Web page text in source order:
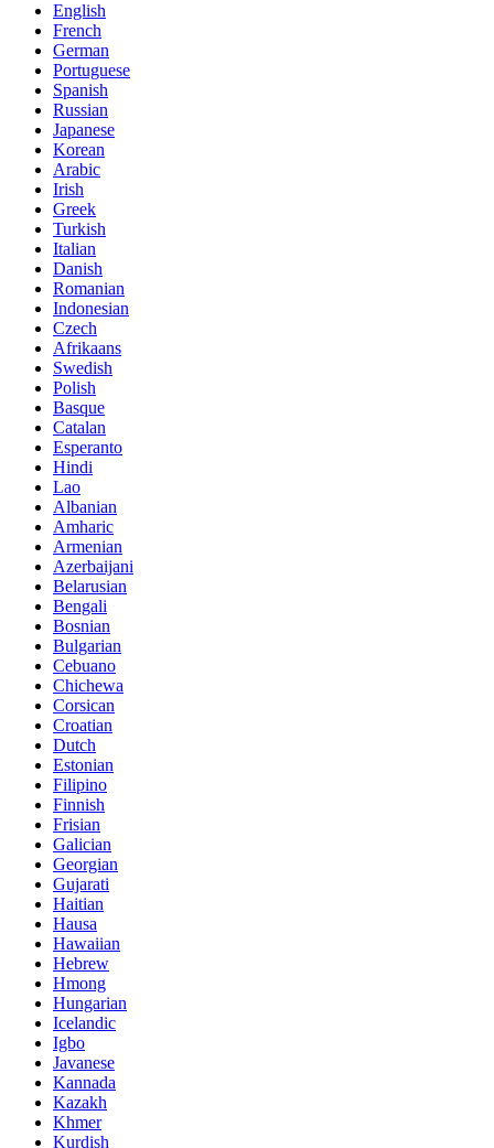
English
French
German
Portuguese
Spanish
Russian
Japanese
Korean
Arabic
Irish
Greek
Turkish
Italian
Danish
Romanian
Indonesian
Czech
Afrikaans
Swedish
Polish
Basque
Catalan
Esperanto
Hindi
Lao
Albanian
Amharic
Armenian
Azerbaijani
Belarusian
Bengali
Bosnian
Bulgarian
Cebuano
Chichewa
Corsican
Croatian
Dutch
Estonian
Filipino
Finnish
Frisian
Galician
Georgian
Gujarati
Haitian
Hausa
Hawaiian
Hebrew
Hmong
Hungarian
Icelandic
Igbo
Javanese
Kannada
Kazakh
Khmer
Kurdish